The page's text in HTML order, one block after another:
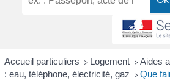
Accueil particuliers > Logement > Aides
: eau, téléphone, électricité, gaz > Que